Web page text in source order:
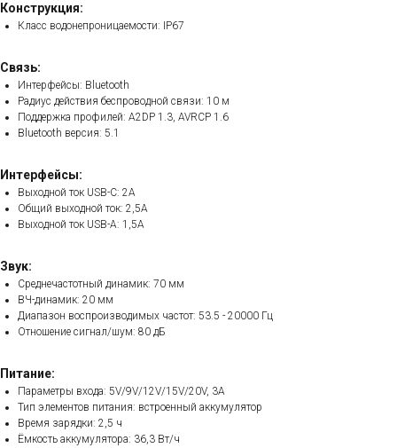
Конструкция:
Класс водонепроницаемости: IP67
Связь:
Интерфейсы: Bluetooth
Радиус действия беспроводной связи: 10 м
Поддержка профилей: A2DP 1.3, AVRCP 1.6
Bluetooth версия: 5.1
Интерфейсы:
Выходной ток USB-C: 2А
Общий выходной ток: 2,5А
Выходной ток USB-A: 1,5А
Звук:
Среднечастотный динамик: 70 мм
ВЧ-динамик: 20 мм
Диапазон воспроизводимых частот: 53.5 - 20000 Гц
Отношение сигнал/шум: 80 дБ
Питание:
Параметры входа: 5V/9V/12V/15V/20V, 3A
Тип элементов питания: встроенный аккумулятор
Время зарядки: 2,5 ч
Ёмкость аккумулятора: 36,3 Вт/ч